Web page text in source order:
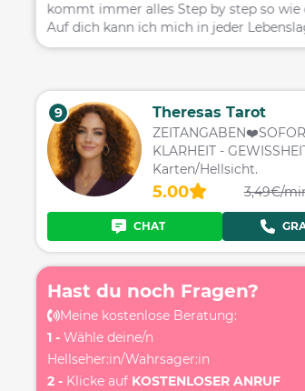
kommt immer alles Step by step so wie
Auf dich kann ich mich in jeder
und das schon seit vielen Jahren. Fühl
Hast du noch Fragen?
Meine kostenlose Beratung:
1 - Wähle deine/n
Hellseher:in/Wahrsager:in
2 - Klicke auf KOSTENLOSER ANRUF
9 Theresas Tarot
KLARHEIT -
Karten/Hellsicht.
5.00 3,49€/
CHAT